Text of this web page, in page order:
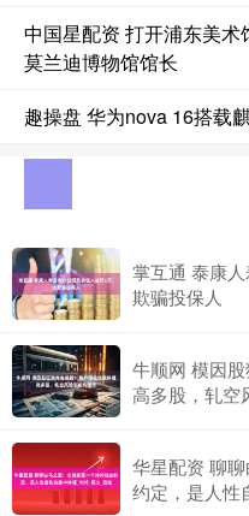
中国星配资 打开浦东美
莫兰迪博物馆馆长
趣操盘 华为nova 16搭载
掌互通 泰康
欺骗投保人
牛顺网 模因
高多股，轧空
华星配资 聊
约定，是人性